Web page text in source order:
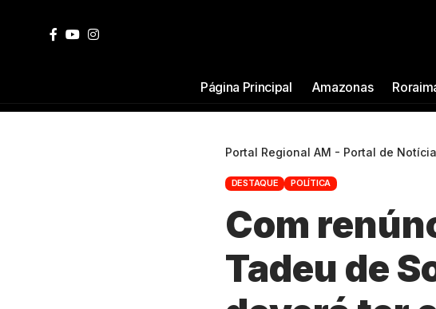
Página Principal Amazonas
Portal Regional AM - Portal de
DESTAQUE POLÍTICA
Com
Tadeu de